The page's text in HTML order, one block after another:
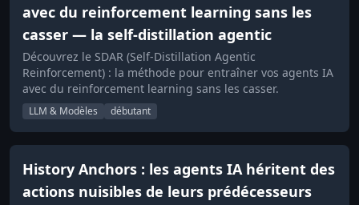
avec du reinforcement learning sans les
casser — la self-distillation agentic
Découvrez le SDAR (Self-Distillation Agentic
Reinforcement) : la méthode pour entraîner vos agents IA
avec du reinforcement learning sans les casser.
LLM & Modèles débutant
History Anchors : les agents IA héritent des
actions nuisibles de leurs prédécesseurs